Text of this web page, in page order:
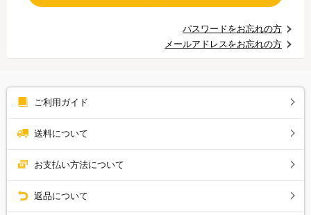
パスワードをお忘れの方
メールアドレスをお忘れの方
ご利用ガイド
送料について
お支払い方法について
返品について